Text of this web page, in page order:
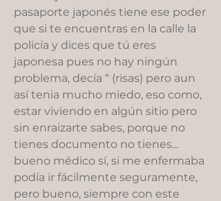
pasaporte japonés tiene ese poder
que si te encuentras en la calle la
policía y dices que tú eres
japonesa pues no hay ningún
problema, decía “ (risas) pero aun
así tenia mucho miedo, eso como,
estar viviendo en algún sitio pero
sin enraizarte sabes, porque no
tienes documento no tienes...
bueno médico sí, si me enfermaba
podía ir fácilmente seguramente,
pero bueno, siempre con este